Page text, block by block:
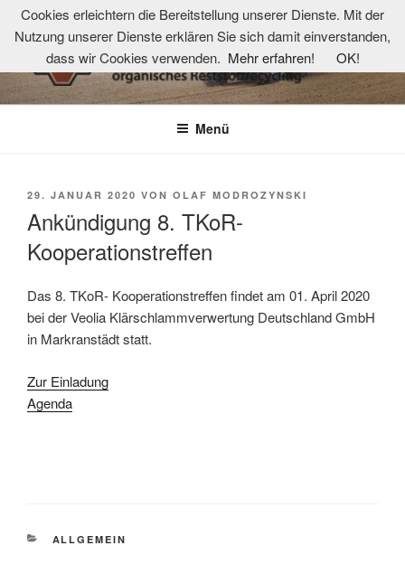
Zum
Inhalt
springen
TKOR-NETZWERK
Technologie- und Kompetenzzentrum organisches Reststoffrecycling
Menü
VERÖFFENTLICHT
29. JANUAR 2020 VON OLAF MODROZYNSKI
Ankündigung 8. TKoR-
Kooperationstreffen
Das 8. TKoR- Kooperationstreffen findet am 01. April 2020
bei der Veolia Klärschlammverwertung Deutschland GmbH
in Markranstädt statt.
Zur Einladung
Agenda
KATEGORIEN
ALLGEMEIN
Cookies erleichtern die Bereitstellung unserer Dienste. Mit der
Nutzung unserer Dienste erklären Sie sich damit einverstanden,
dass wir Cookies verwenden. Mehr erfahren! OK!